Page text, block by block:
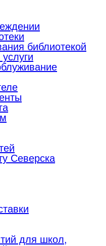
библиотекой
Северска
для школ,